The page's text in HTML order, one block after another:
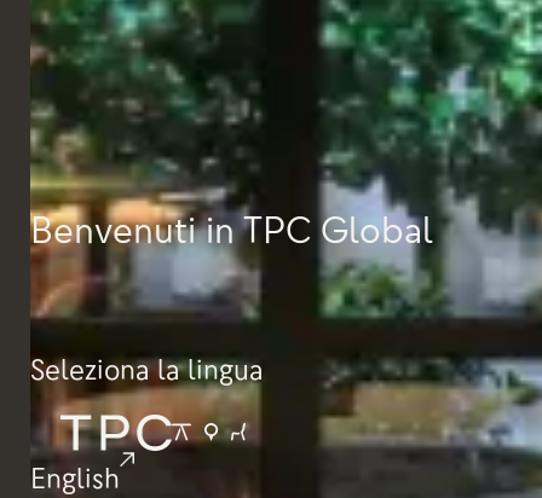
Benvenuti in TPC Global
Seleziona la lingua
English
Massimo
FBX
Tessuti e finiture